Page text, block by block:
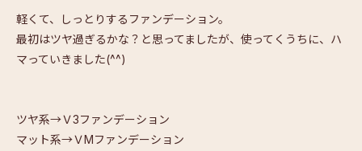
軽くて、しっとりするファンデーション。
最初はツヤ過ぎるかな？と思ってましたが、使ってくうちに、ハ
マっていきました(^^)
ツヤ系→Ｖ3ファンデーション
マット系→ＶMファンデーション